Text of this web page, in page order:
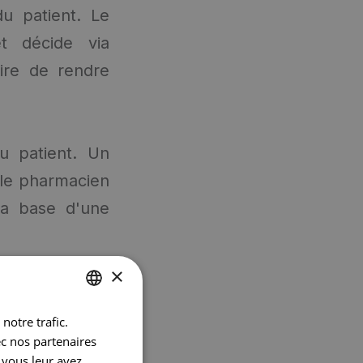
patient. Le
décide via
de rendre
patient. Un
pharmacien
base d'une
FRENCH
×
notre trafic.
nos partenaires